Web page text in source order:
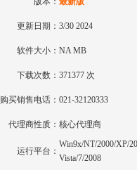
更新日期：3/30 2024
软件大小：NA MB
下载次数：371377 次
购买销售电话：021-32120333
代理商性质：核心代理商
运行平台：
Win9x/NT/2000/XP/
Vista/7/2008